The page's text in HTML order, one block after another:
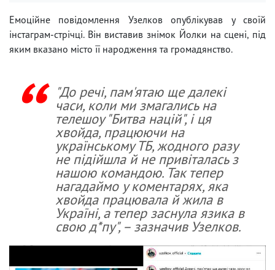
Емоційне повідомлення Узелков опублікував у своїй
інстаграм-стрічці. Він виставив знімок Йолки на сцені, під
яким вказано місто її народження та громадянство.
"До речі, пам'ятаю ще далекі
часи, коли ми змагались на
телешоу "Битва націй", і ця
хвойда, працюючи на
українському ТБ, жодного разу
не підійшла й не привіталась з
нашою командою. Так тепер
нагадаймо у коментарях, яка
хвойда працювала й жила в
Україні, а тепер заснула язика в
свою д*пу", – зазначив Узелков.